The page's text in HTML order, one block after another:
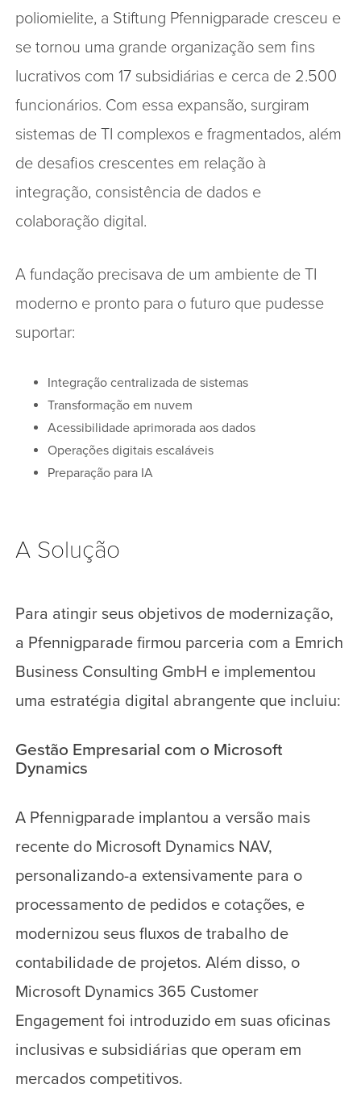
poliomielite, a Stiftung Pfennigparade cresceu e
se tornou uma grande organização sem fins
lucrativos com 17 subsidiárias e cerca de 2.500
funcionários. Com essa expansão, surgiram
sistemas de TI complexos e fragmentados, além
de desafios crescentes em relação à
integração, consistência de dados e
colaboração digital.
A fundação precisava de um ambiente de TI
moderno e pronto para o futuro que pudesse
suportar:
Integração centralizada de sistemas
Transformação em nuvem
Acessibilidade aprimorada aos dados
Operações digitais escaláveis
Preparação para IA
A Solução
Para atingir seus objetivos de modernização,
a Pfennigparade firmou parceria com a Emrich
Business Consulting GmbH e implementou
uma estratégia digital abrangente que incluiu:
Gestão Empresarial com o Microsoft
Dynamics
A Pfennigparade implantou a versão mais
recente do Microsoft Dynamics NAV,
personalizando-a extensivamente para o
processamento de pedidos e cotações, e
modernizou seus fluxos de trabalho de
contabilidade de projetos. Além disso, o
Microsoft Dynamics 365 Customer
Engagement foi introduzido em suas oficinas
inclusivas e subsidiárias que operam em
mercados competitivos.